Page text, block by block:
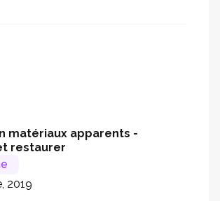
matériaux apparents -
restaurer
2019